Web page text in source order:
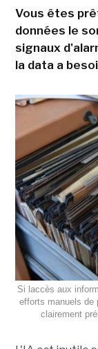
Vous êtes
données le
signaux
la data a
Si laccès aux
efforts manuels de
clairement